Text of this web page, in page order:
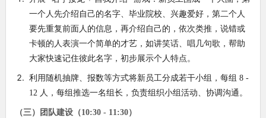
一个人先介绍自己的名字、毕业院校、兴趣爱好，第二个人
要先重复前面人的信息，再介绍自己的，依次类推，说错或
卡顿的人表演一个简单的才艺，如讲笑话、唱几句歌，帮助
大家快速记住彼此名字，初步展示个人特点。
利用随机抽牌、报数等方式将新员工分成若干小组，每组 8 -
12 人，每组推选一名组长，负责组织小组活动、协调沟通。
（三）团队建设（10:30 - 11:30）